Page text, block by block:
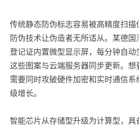
传统静态防伪标志容易被高精度扫描
防伪技术让伪造者无所适从。某德
登记证内置微型显示屏，每分钟自动
这些图案与云端服务器同步更新。想
需要同时攻破硬件加密和实时通信
级增长。
智能芯片从存储型升级为计算型，具